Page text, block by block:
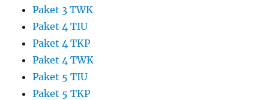
Paket 3 TWK
Paket 4 TIU
Paket 4 TKP
Paket 4 TWK
Paket 5 TIU
Paket 5 TKP